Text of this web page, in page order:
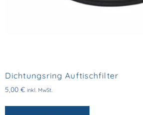
Dichtungsring Auftischfilter
5,00 € inkl. MwSt.